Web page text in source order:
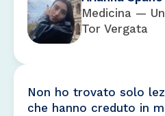
Medicina —
Tor Vergata
Non ho trovato solo
che hanno creduto in